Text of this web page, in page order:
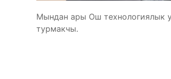
Мындан ары Ош технологиялык
турмакчы.